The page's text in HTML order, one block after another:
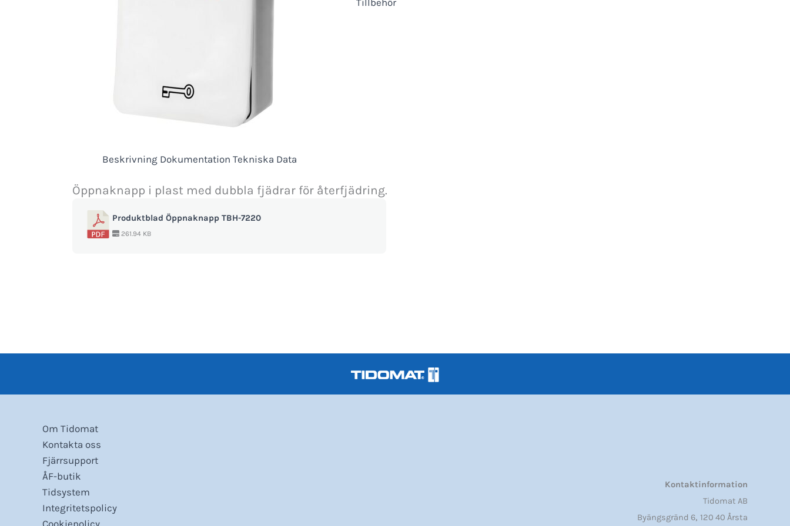
Beskrivning Dokumentation Tekniska Data
Öppnaknapp i plast med dubbla fjädrar för återfjädring.
Produktblad Öppnaknapp TBH-7220
261.94 KB
Om Tidomat
Kontakta oss
Fjärrsupport
ÅF-butik
Tidsystem
Integritetspolicy
Cookiepolicy
Kontaktinformation
Tidomat AB
Byängsgränd 6, 120 40 Årsta